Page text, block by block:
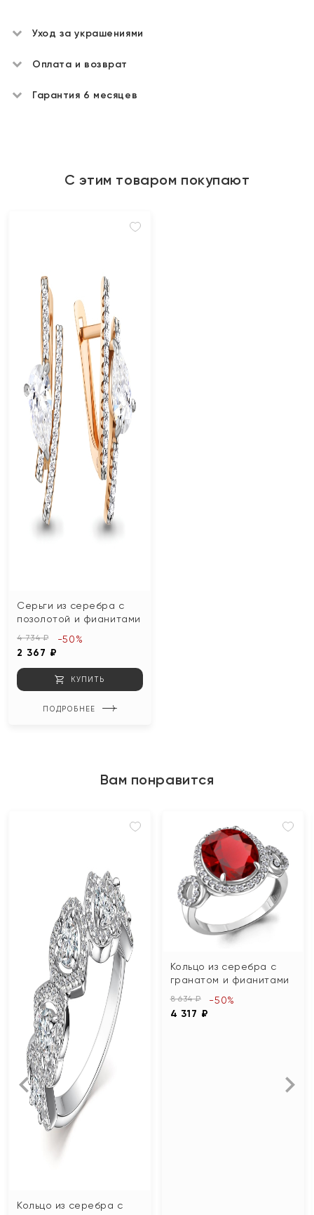
Уход за украшениями
Оплата и возврат
Гарантия 6 месяцев
С этим товаром покупают
Серьги из серебра с
позолотой и фианитами
4 734 ₽
2 367 ₽
-50%
КУПИТЬ
ПОДРОБНЕЕ
Вам понравится
Кольцо из серебра с
Кольцо из серебра с
гранатом и фианитами
8 634 ₽
4 317 ₽
-50%